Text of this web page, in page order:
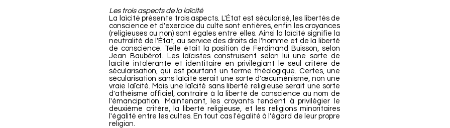
Les trois aspects de la laïcité
La laïcité présente trois aspects. L'État est sécularisé, les libertés de
conscience et d'exercice du culte sont entières, enfin les croyances
(religieuses ou non) sont égales entre elles. Ainsi la laïcité signifie la
neutralité de l'État, au service des droits de l'homme et de la liberté
de conscience. Telle était la position de Ferdinand Buisson, selon
Jean Baubérot. Les laïcistes construisent selon lui une sorte de
laïcité intolérante et identitaire en privilégiant le seul critère de
sécularisation, qui est pourtant un terme théologique. Certes, une
sécularisation sans laïcité serait une sorte d'œcuménisme, non une
vraie laïcité. Mais une laïcité sans liberté religieuse serait une sorte
d'athéisme officiel, contraire à la liberté de conscience au nom de
l'émancipation. Maintenant, les croyants tendent à privilégier le
deuxième critère, la liberté religieuse, et les religions minoritaires
l'égalité entre les cultes. En tout cas l'égalité à l'égard de leur propre
religion.